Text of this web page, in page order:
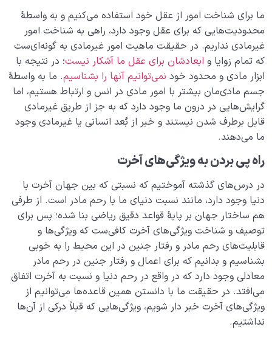
دنیا مزرعه آخرت است | آخرت محصول عملکرد ما در
دنیاست
اعمال ما در رحم دنیا چه شباهتی با اعمال جنین در رحم
مادر دارد؟
علت تفاوتهای فردی چیست و چرا شخصیت افراد باهم
متفاوت است؟
رابطه عمل و اخلاق چیست و آیا اخلاق قابل تغییر است؟
رابطه ظاهر و باطن چگونه رابطه‌ای است، کسب‌های ما
چگونه باطنمان را میسازند؟
نقش اندازه در زندگی ما و جهان خلقت چیست؟
انسان شناسی چگونه به ما در تشخیص مشکلات روحی
کمک می‌کند؟
دلایل عقلی اثبات معاد چیست؟ آیا عالمی غیر از دنیا وجود
دارد؟
ویژگی‌های آخرت چیست؟ عالم پس از مرگ چه جور جایی
است؟
ما برای شناخت امور از عقل خود استفاده می‌کنیم و به واسطۀ
محدودیت‌هایی که برای عقل وجود دارد، راهی به شناخت امور
غیرمادی نداریم. در حقیقت ماهیت امور غیرمادی به گونه‌ای‌ست
که تمام زوایا و ابعادشان برای عقل ما آشکار نیست؛ در نتیجه با
ابزار مادی و محدود خود نمی‌توانیم آنها را بشناسیم. ما به واسطۀ
جسم مادی‌مان بیشتر با امور مادی در انس و ارتباط هستیم، اما
گرایش‌هایی در درون ما وجود دارد که به جز از طریق غیرمادی
قابل برطرف شدن نیستند و خبر از بُعد انسانی یا غیرمادی وجود
ما می‌دهند.
راه پی بردن به ویژگی‌های آخرت
در درس‌های گذشته آموختیم که نسبتی که بین جهان آخرت با
دنیا وجود دارد، مانند نسبت دنیای ما با رحم مادر است. از طرفی
هم ساختار جهان بر پایۀ قواعد دقیق ریاضی بنا شده؛ پس برای
توصیف و شناخت ویژگی‌های آخرت کافی‌ست که ویژگی‌ها و
قابلیت‌های رحم مادر و رفتار جنین در این محیط را به خوبی
بشناسیم و بدانیم که برای اعمال و رفتار جنین در رحم مادر
معادلی وجود دارد که در واقع در رحم دنیا و نسبت به آخرت اتفاق
می‌افتد. در حقیقت ما با دانستن همین قاعده‌ها می‌توانیم از
ویژگی‌های آخرت خبر دار شویم، ویژگی‌هایی که قبلاً درکی از آن‌ها
نداشتیم.